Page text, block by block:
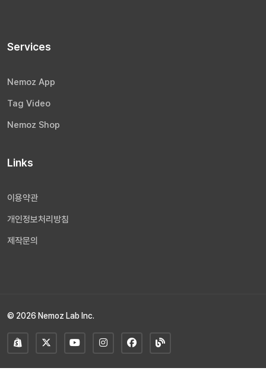
Services
Nemoz App
Tag Video
Nemoz Shop
Links
이용약관
개인정보처리방침
제작문의
© 2026 Nemoz Lab Inc.